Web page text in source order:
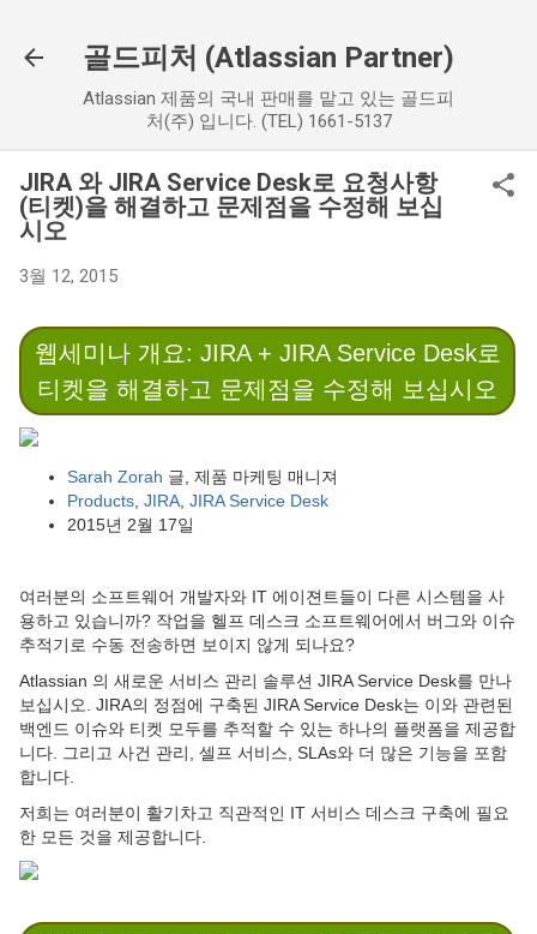
골드피처 (Atlassian Partner)
Atlassian 제품의 국내 판매를 맡고 있는 골드피
처(주) 입니다. (TEL) 1661-5137
JIRA 와 JIRA Service Desk로 요청사항
(티켓)을 해결하고 문제점을 수정해 보십
시오
3월 12, 2015
웹세미나 개요: JIRA + JIRA Service Desk로
티켓을 해결하고 문제점을 수정해 보십시오
Sarah Zorah 글, 제품 마케팅 매니져
Products JIRA JIRA Service Desk
2015년 2월 17일
여러분의 소프트웨어 개발자와 IT 에이젼트들이 다른 시스템을 사
용하고 있습니까? 작업을 헬프 데스크 소프트웨어에서 버그와 이슈
추적기로 수동 전송하면 보이지 않게 되나요?
Atlassian 의 새로운 서비스 관리 솔루션 JIRA Service Desk를 만나
보십시오. JIRA의 정점에 구축된 JIRA Service Desk는 이와 관련된
백엔드 이슈와 티켓 모두를 추적할 수 있는 하나의 플랫폼을 제공합
니다. 그리고 사건 관리, 셀프 서비스, SLAs와 더 많은 기능을 포함
합니다.
저희는 여러분이 활기차고 직관적인 IT 서비스 데스크 구축에 필요
한 모든 것을 제공합니다.